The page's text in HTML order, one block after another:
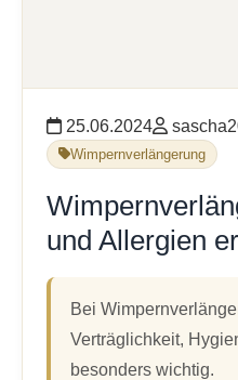
25.06.2024
Wimpernverlängerung
und Allergien
Bei
Verträglichkeit,
besonders wichtig.